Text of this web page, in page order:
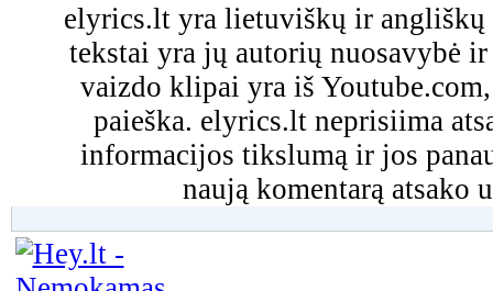
elyrics.lt yra lietuviškų ir angliškų
tekstai yra jų autorių nuosavybė
vaizdo klipai yra iš
paieška. elyrics.lt neprisiima
informacijos tikslumą ir jos
naują komentarą atsako